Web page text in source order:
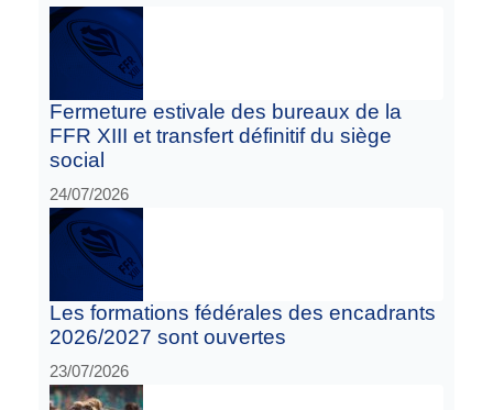
Fermeture estivale des bureaux de la
FFR XIII et transfert définitif du siège
social
24/07/2026
Les formations fédérales des encadrants
2026/2027 sont ouvertes
23/07/2026